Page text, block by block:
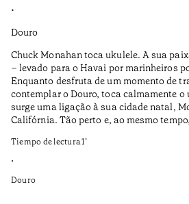
•
Douro
Chuck Monahan toca ukulele. A sua
– levado para o Havai por marinheiros
Enquanto desfruta de um momento de
contemplar o Douro, toca calmamente o
surge uma ligação à sua cidade natal,
Califórnia. Tão perto e, ao mesmo
Tiempo de lectura1’
•
Douro